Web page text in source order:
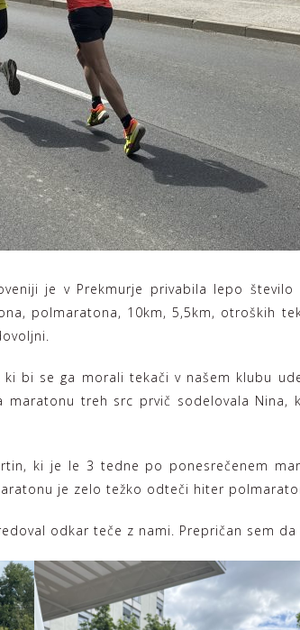
je v Prekmurje privabila lepo
polmaratona, 10km, 5,5km, otroških
bi se ga morali tekači v našem klubu
maratonu treh src prvič sodelovala
ki je le 3 tedne po ponesrečenem
je zelo težko odteči hiter
odkar teče z nami. Prepričan sem